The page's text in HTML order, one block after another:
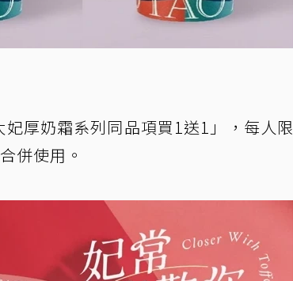
厚奶霜系列同品項買1送1」，每人限
併使用。